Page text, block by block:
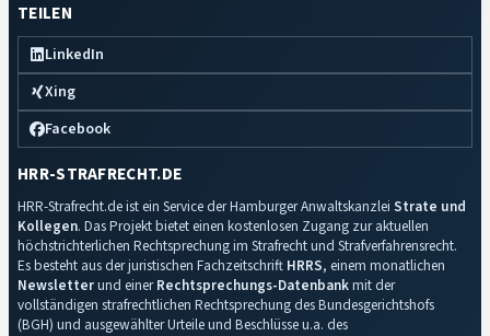
TEILEN
LinkedIn
Xing
Facebook
HRR-STRAFRECHT.DE
HRR-Strafrecht.de ist ein Service der Hamburger Anwaltskanzlei Strate und
Kollegen. Das Projekt bietet einen kostenlosen Zugang zur aktuellen
höchstrichterlichen Rechtsprechung im Strafrecht und Strafverfahrensrecht.
Es besteht aus der juristischen Fachzeitschrift HRRS, einem monatlichen
Newsletterund einerRechtsprechungs-Datenbankmit der
vollständigen strafrechtlichen Rechtsprechung des Bundesgerichtshofs
(BGH) und ausgewählter Urteile und Beschlüsse u.a. des